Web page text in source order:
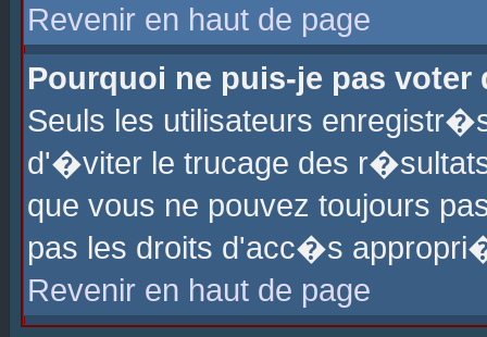
Revenir en haut de page
Pourquoi ne puis-je pas voter
Seuls les utilisateurs
d'�viter le trucage des
que vous ne pouvez toujours
pas les droits d'acc�s
Revenir en haut de page